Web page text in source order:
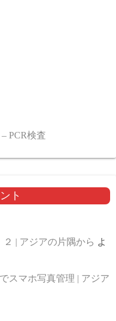
PCR検査
ト
| アジアの片隅から よ
スマホ写真管理 | アジア